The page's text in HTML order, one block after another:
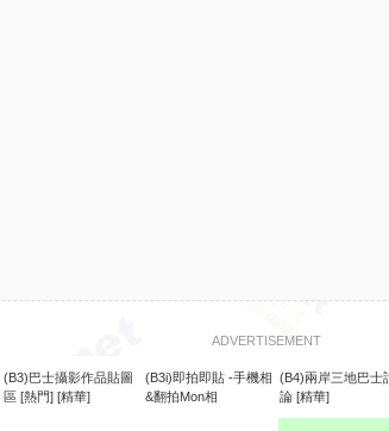
ADVERTISEMENT
(B3)巴士攝影作品貼圖
區 [熱門] [精華]
(B3i)即拍即貼 -手機相
&翻拍Mon相
(B4)兩岸三地巴士
論 [精華]